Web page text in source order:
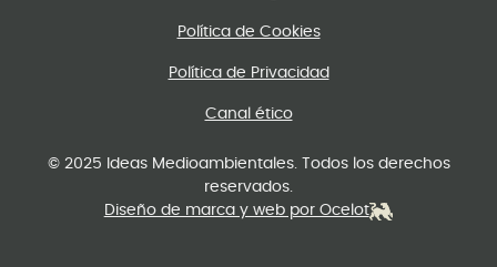
© 2025 Ideas Medioambientales. Todos los derechos
reservados.
Diseño de marca y web por Ocelot
Política de Cookies
Política de Privacidad
Canal ético